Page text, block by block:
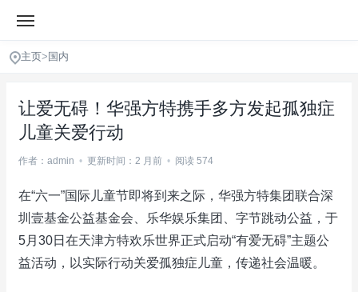
主页> 国内
让爱无碍！华强方特携手多方发起孤独症
儿童关爱行动
作者：admin • 更新时间：2 月前 • 阅读 574
在“六一”国际儿童节即将到来之际，华强方特集团联合深
圳壹基金公益基金会、乐华娱乐集团、字节跳动公益，于
5月30日在天津方特欢乐世界正式启动“有爱无碍”主题公
益活动，以实际行动关爱孤独症儿童，传递社会温暖。